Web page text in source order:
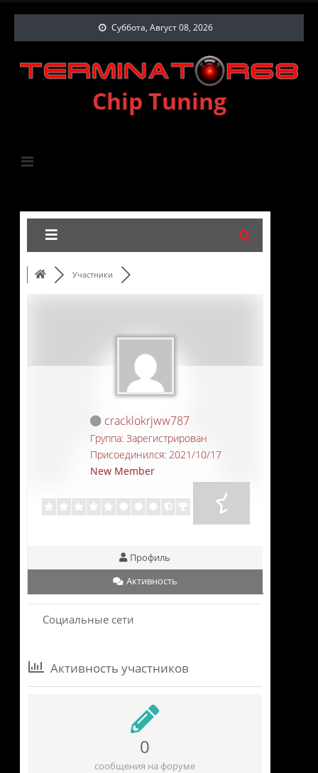
Суббота, Август 08, 2026
Chip Tuning
Участники
cracklokrjww787
Группа: Зарегистрирован
Присоединился: 2021/10/17
New Member
Профиль
Активность
Социальные сети
Активность участников
0
сообщения на форуме